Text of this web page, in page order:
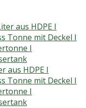
aus HDPE I
Tonne mit Deckel I
I